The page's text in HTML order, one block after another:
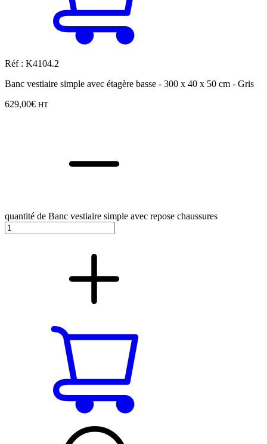
Réf : K4104.2
Banc vestiaire simple avec étagère basse - 300 x 40 x 50 cm - Gris
629,00€ HT
quantité de Banc vestiaire simple avec repose chaussures